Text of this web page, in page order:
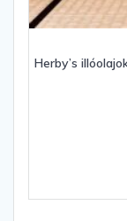
Herby’s